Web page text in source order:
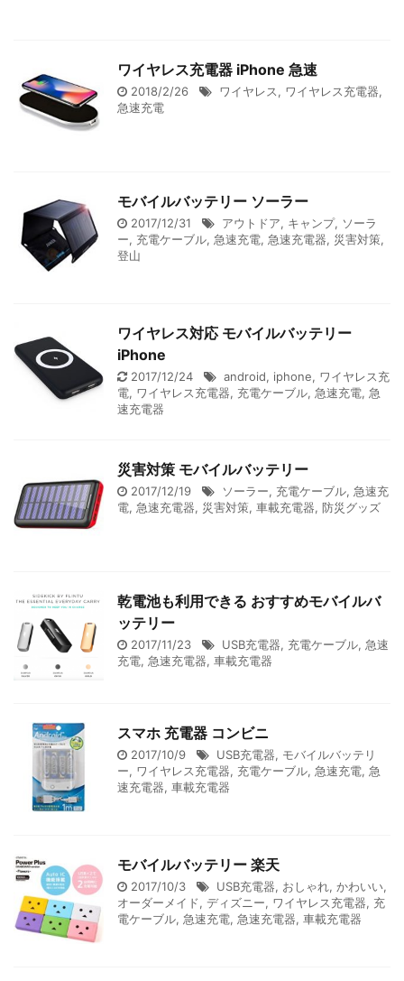
ワイヤレス充電器 iPhone 急速
2018/2/26 ワイヤレス, ワイヤレス充電器,
急速充電
モバイルバッテリー ソーラー
2017/12/31 アウトドア, キャンプ, ソーラ
ー, 充電ケーブル, 急速充電, 急速充電器, 災害対策,
登山
ワイヤレス対応 モバイルバッテリー
iPhone
2017/12/24 android, iphone, ワイヤレス充
電, ワイヤレス充電器, 充電ケーブル, 急速充電, 急
速充電器
災害対策 モバイルバッテリー
2017/12/19 ソーラー, 充電ケーブル, 急速充
電, 急速充電器, 災害対策, 車載充電器, 防災グッズ
乾電池も利用できる おすすめモバイルバ
ッテリー
2017/11/23 USB充電器, 充電ケーブル, 急速
充電, 急速充電器, 車載充電器
スマホ 充電器 コンビニ
2017/10/9 USB充電器, モバイルバッテリ
ー, ワイヤレス充電器, 充電ケーブル, 急速充電, 急
速充電器, 車載充電器
モバイルバッテリー 楽天
2017/10/3 USB充電器, おしゃれ, かわいい,
オーダーメイド, ディズニー, ワイヤレス充電器, 充
電ケーブル, 急速充電, 急速充電器, 車載充電器